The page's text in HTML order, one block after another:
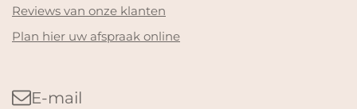
Reviews van onze klanten
Plan hier uw afspraak online
E-mail